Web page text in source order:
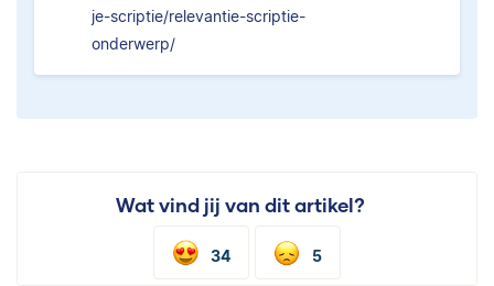
je-scriptie/relevantie-scriptie-
onderwerp/
Wat vind jij van dit artikel?
34 5